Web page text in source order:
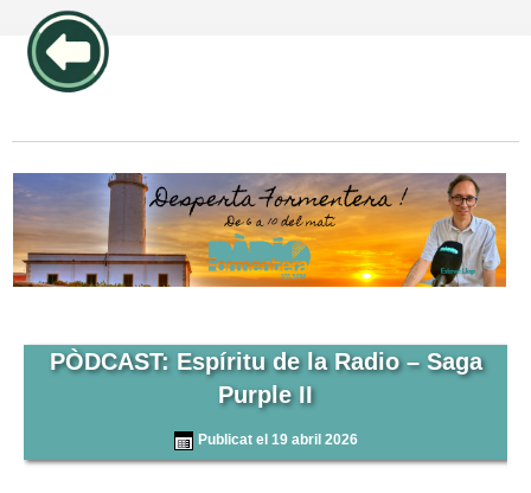
PÒDCAST: Espíritu de la Radio – Saga
Purple II
Publicat el 19 abril 2026